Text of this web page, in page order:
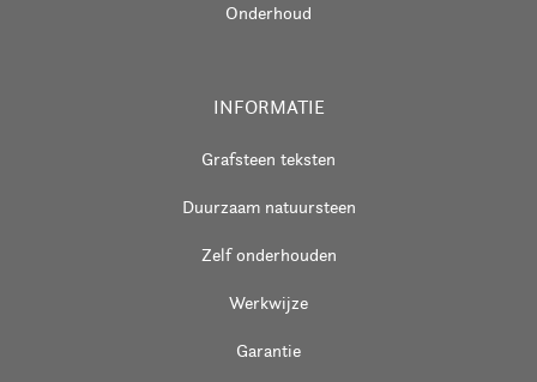
Onderhoud
INFORMATIE
Grafsteen teksten
Duurzaam natuursteen
Zelf onderhouden
Werkwijze
Garantie